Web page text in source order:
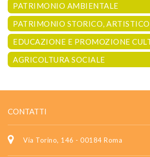
PATRIMONIO AMBIENTALE
PATRIMONIO STORICO, ARTISTICO
EDUCAZIONE E PROMOZIONE
AGRICOLTURA SOCIALE
CONTATTI
Via Torino, 146 - 00184 Roma